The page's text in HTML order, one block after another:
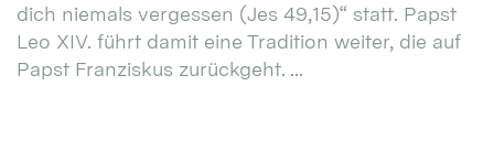
dich niemals vergessen (Jes 49,15)“ statt. Papst
Leo XIV. führt damit eine Tradition weiter, die auf
Papst Franziskus zurückgeht. ...